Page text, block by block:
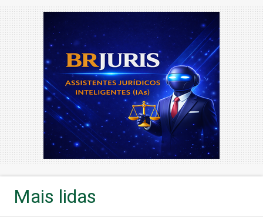
Mais lidas